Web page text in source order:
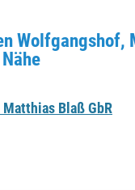
Wolfgangshof,
Blaß GbR